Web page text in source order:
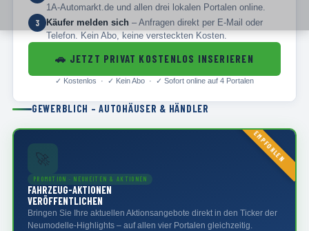
1A-Automarkt.de und allen drei lokalen Portalen online.
3 Käufer melden sich – Anfragen direkt per E-Mail oder
Telefon. Kein Abo, keine versteckten Kosten.
🚗 JETZT PRIVAT KOSTENLOS INSERIEREN
✓ Kostenlos · ✓ Kein Abo · ✓ Sofort online auf 4 Portalen
GEWERBLICH – AUTOHÄUSER & HÄNDLER
EMPFOHLEN
🚀
PROMOTION · NEUHEITEN & AKTIONEN
FAHRZEUG-AKTIONEN
VERÖFFENTLICHEN
Bringen Sie Ihre aktuellen Aktionsangebote direkt in den Ticker der
Neumodelle-Highlights – auf allen vier Portalen gleichzeitig.